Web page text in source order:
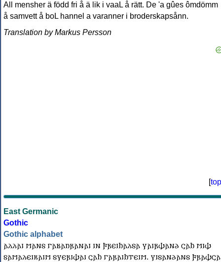
All mensher ä född fri å ä lik i vaaL å rätt. De 'a gûes ômdömm
å samvett å boL hannel a varanner i broderskapsånn.
Translation by Markus Persson
[top
East Germanic
Gothic
Gothic alphabet
𐌰𐌻𐌻𐌰𐌹 𐌼𐌰𐌽𐍃 𐌲𐌰𐌱𐌰𐌿𐍂𐌰𐌽𐌰𐌹 𐌹𐌽 𐍆𐍂𐌴𐌹𐌷𐌰𐌻𐍃𐌰 𐍅𐌰𐌹𐍂𐌸𐌰𐌽𐌳 𐌾𐌰𐌷 𐌼𐌹𐌸
𐍃𐌰𐌼𐌰𐌻𐌴𐌹𐌺𐌰𐌹𐌼 𐍃𐍅𐌴𐍂𐌹𐌸𐌰𐌹 𐌾𐌰𐌷 𐌲𐌰𐍂𐌰𐌹𐌷𐍄𐌴𐌹𐌼. 𐍅𐌹𐍃𐌰𐌽𐌳𐌰𐌽𐍃 𐍆𐍂𐌰𐌸𐌾𐌰